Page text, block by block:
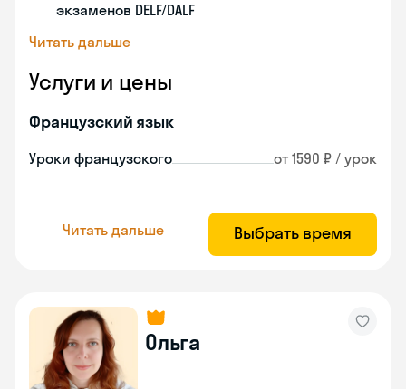
экзаменов DELF/DALF
Читать дальше
Услуги и цены
Французский язык
Уроки французского от 1590 ₽ / урок
Читать дальше Выбрать время
Ольга